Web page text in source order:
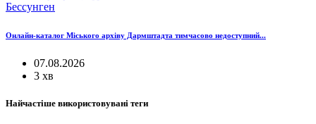
Бессунген
Онлайн-каталог Міського архіву Дармштадта тимчасово недоступний...
07.08.2026
3 хв
Найчастіше використовувані теги